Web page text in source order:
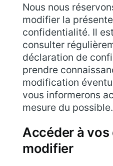
Nous nous
modifier la
confidentialité. Il
consulter
déclaration de
prendre
modification
vous informerons
mesure du possible.
Accéder à
modifier